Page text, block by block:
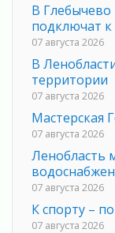
В
подключат к
07 августа 2026
В
территории
07 августа 2026
Мастерская
07 августа 2026
Ленобласть
07 августа 2026
К спорту –
07 августа 2026